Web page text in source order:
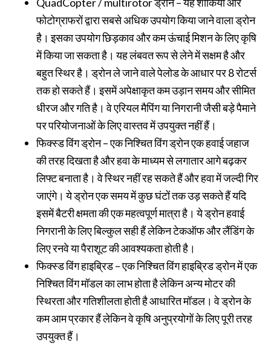
फोटोग्राफरों द्वारा सबसे अधिक उपयोग किया जाने वाला ड्रोन
है। इसका उपयोग छिड़काव और कम ऊंचाई मिशन के लिए कृषि
में किया जा सकता है। यह लंबवत रूप से लेने में सक्षम है और
बहुत स्थिर है। ड्रोन ले जाने वाले पेलोड के आधार पर 8 रोटर्स
तक हो सकते हैं। इसमें अपेक्षाकृत कम उड़ान समय और सीमित
धीरज और गति है। वे एरियल मैपिंग या निगरानी जैसी बड़े पैमाने
पर परियोजनाओं के लिए वास्तव में उपयुक्त नहीं हैं।
फिक्स्ड विंग ड्रोन – एक निश्चित विंग ड्रोन एक हवाई जहाज
की तरह दिखता है और हवा के माध्यम से लगातार आगे बढ़कर
लिफ्ट बनाता है। वे स्थिर नहीं रह सकते हैं और हवा में जल्दी गिर
जाएंगे। ये ड्रोन एक समय में कुछ घंटों तक उड़ सकते हैं यदि
इसमें बैटरी क्षमता की एक महत्वपूर्ण मात्रा है। ये ड्रोन हवाई
निगरानी के लिए बिल्कुल सही हैं लेकिन टेकऑफ और लैंडिंग के
लिए रनवे या पैराशूट की आवश्यकता होती है।
फिक्स्ड विंग हाइब्रिड – एक निश्चित विंग हाइब्रिड ड्रोन में एक
निश्चित विंग मॉडल का लाभ होता है लेकिन अन्य मोटर की
स्थिरता और गतिशीलता होती है आधारित मॉडल। वे ड्रोन के
कम आम प्रकार हैं लेकिन वे कृषि अनुप्रयोगों के लिए पूरी तरह
उपयुक्त हैं।